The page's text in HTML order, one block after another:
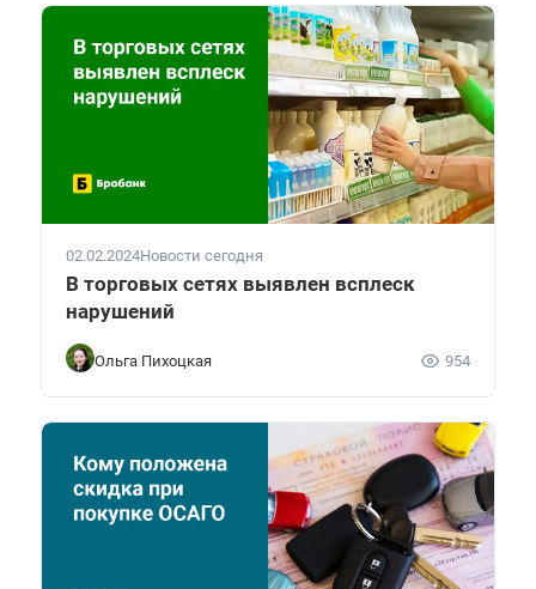
02.02.2024Новости сегодня
В торговых сетях выявлен всплеск
нарушений
Ольга Пихоцкая 954